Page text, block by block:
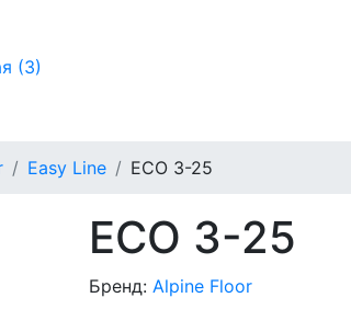
(3)
Easy Line ECO 3-25
ECO 3-25
Бренд: Alpine Floor